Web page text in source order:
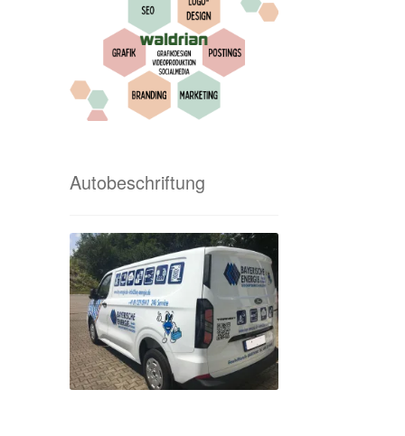
Autobeschriftung